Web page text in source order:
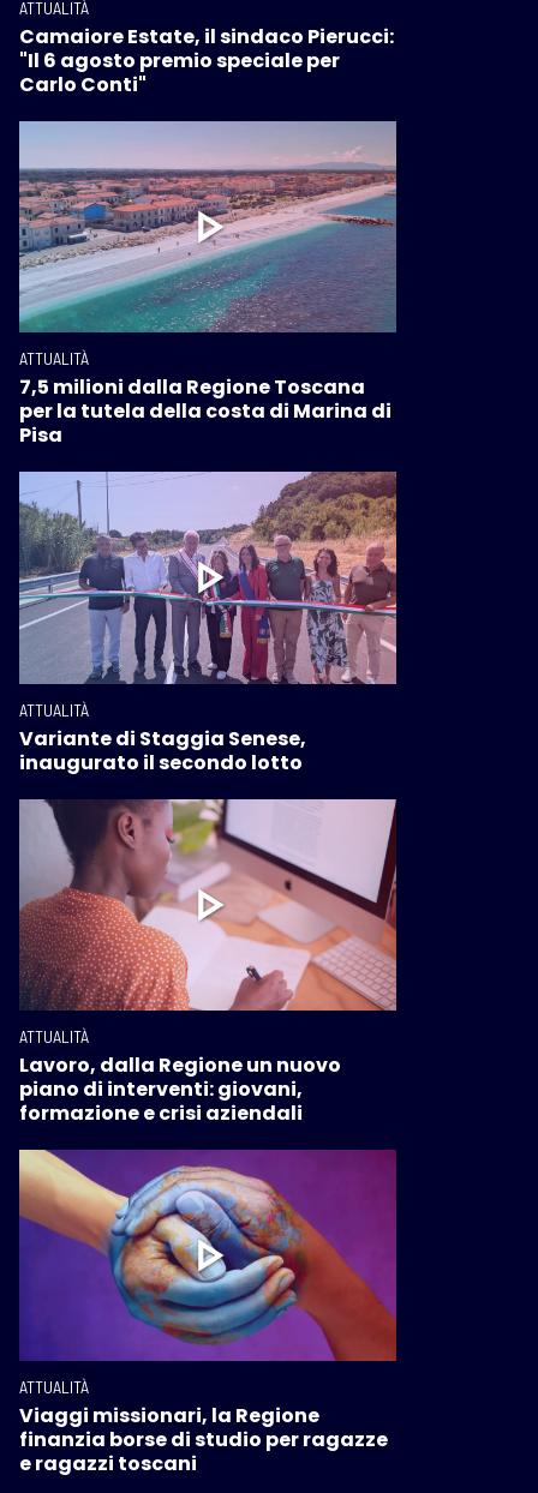
ATTUALITÀ
Camaiore Estate, il sindaco Pierucci:
"Il 6 agosto premio speciale per
Carlo Conti"
ATTUALITÀ
7,5 milioni dalla Regione Toscana
per la tutela della costa di Marina di
Pisa
ATTUALITÀ
Variante di Staggia Senese,
inaugurato il secondo lotto
ATTUALITÀ
Lavoro, dalla Regione un nuovo
piano di interventi: giovani,
formazione e crisi aziendali
ATTUALITÀ
Viaggi missionari, la Regione
finanzia borse di studio per ragazze
e ragazzi toscani